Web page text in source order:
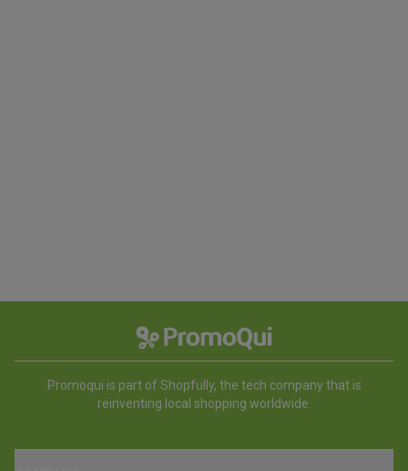
Promoqui is part of Shopfully, the tech company that is
reinventing local shopping worldwide.